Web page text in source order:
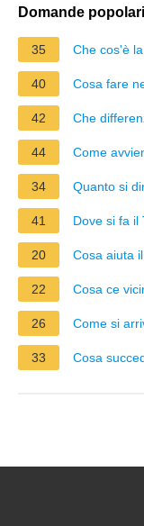
Domande popolari
35 Che cos'è
40 Cosa fare
42 Che
44 Come
34 Quanto si
41 Dove si fa il
20 Cosa aiuta
22 Cosa ce
26 Come si
33 Cosa